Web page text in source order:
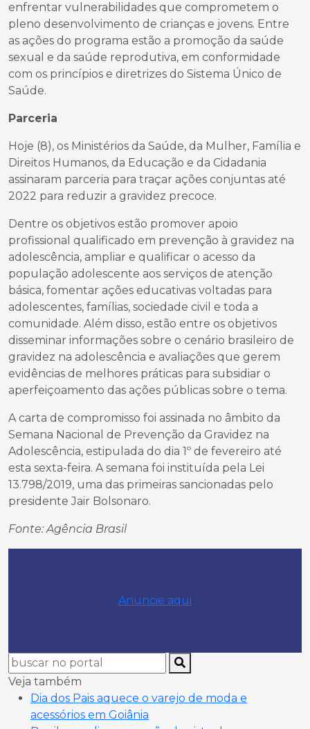
enfrentar vulnerabilidades que comprometem o
pleno desenvolvimento de crianças e jovens. Entre
as ações do programa estão a promoção da saúde
sexual e da saúde reprodutiva, em conformidade
com os princípios e diretrizes do Sistema Único de
Saúde.
Parceria
Hoje (8), os Ministérios da Saúde, da Mulher, Família e
Direitos Humanos, da Educação e da Cidadania
assinaram parceria para traçar ações conjuntas até
2022 para reduzir a gravidez precoce.
Dentre os objetivos estão promover apoio
profissional qualificado em prevenção à gravidez na
adolescência, ampliar e qualificar o acesso da
população adolescente aos serviços de atenção
básica, fomentar ações educativas voltadas para
adolescentes, famílias, sociedade civil e toda a
comunidade. Além disso, estão entre os objetivos
disseminar informações sobre o cenário brasileiro de
gravidez na adolescência e avaliações que gerem
evidências de melhores práticas para subsidiar o
aperfeiçoamento das ações públicas sobre o tema.
A carta de compromisso foi assinada no âmbito da
Semana Nacional de Prevenção da Gravidez na
Adolescência, estipulada do dia 1º de fevereiro até
esta sexta-feira. A semana foi instituída pela Lei
13.798/2019, uma das primeiras sancionadas pelo
presidente Jair Bolsonaro.
Fonte: Agência Brasil
Anuncie aqui
Veja também
Dia dos Pais aquece o varejo de moda e
acessórios em Goiânia